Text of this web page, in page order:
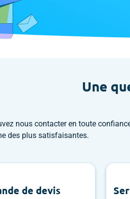
Une
nous contacter en toute
des plus satisfaisantes.
de devis